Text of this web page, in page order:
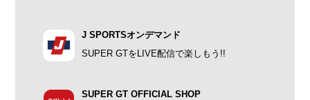
J SPORTSオンデマンド
SUPER GTをLIVE配信で楽しもう!!
SUPER GT OFFICIAL SHOP